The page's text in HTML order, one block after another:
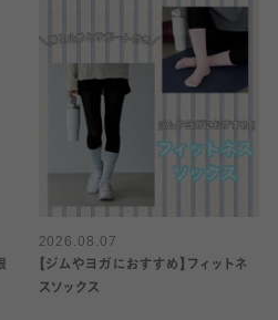
2026.08.07
【ジムやヨガにおすすめ】フィットネ
スソックス